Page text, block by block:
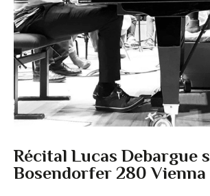
Récital Lucas Debargue
Bosendorfer 280